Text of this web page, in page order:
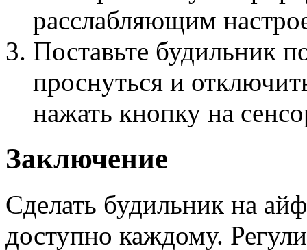
расслабляющим
Поставьте будильник
проснуться и
нажать кнопку на
Заключение
Сделать будильник на
доступно каждому.